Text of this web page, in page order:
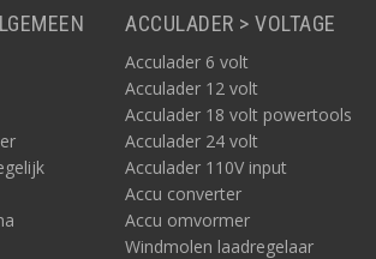
ACCULADER > VOLTAGE
Acculader 6 volt
Acculader 12 volt
Acculader 18 volt powertools
Acculader 24 volt
Acculader 110V input
Accu converter
Accu omvormer
Windmolen laadregelaar